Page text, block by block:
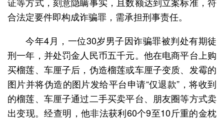
合法定要件即构成诈骗罪，需承担刑事责任。
今年4月，一位30岁男子因诈骗罪被判处有期徒
刑一年，并处罚金人民币五千元。他在电商平台上购
买榴莲、车厘子后，伪造榴莲或车厘子变质、发霉的
图片并将伪造的图片发给平台申请“仅退款”，将收到
的榴莲、车厘子通过二手买卖平台、朋友圈等方式卖
出变现。经查明，他非法获利60个9至10斤重的金枕